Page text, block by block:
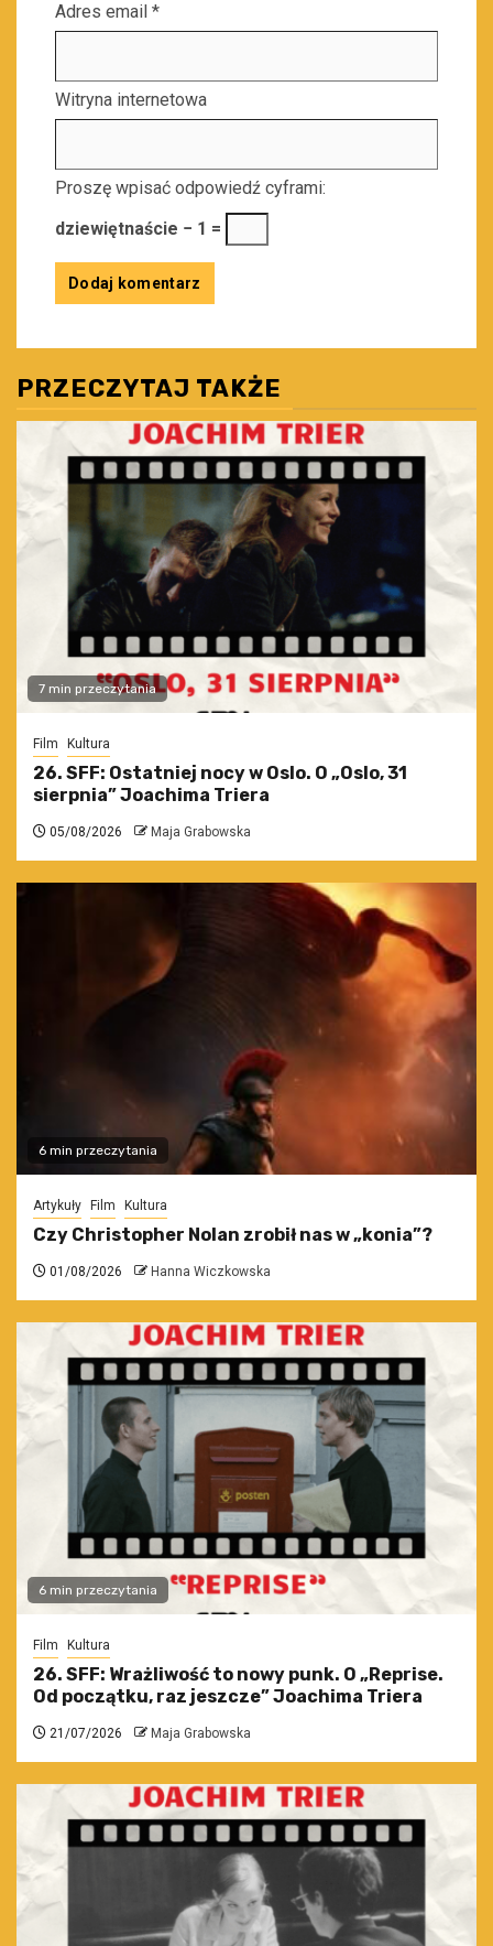
Adres email *
Witryna internetowa
Proszę wpisać odpowiedź cyframi:
dziewiętnaście − 1 =
PRZECZYTAJ TAKŻE
7 min przeczytania
Film Kultura
26. SFF: Ostatniej nocy w Oslo. O „Oslo, 31
sierpnia” Joachima Triera
05/08/2026 Maja Grabowska
6 min przeczytania
Artykuły Film Kultura
Czy Christopher Nolan zrobił nas w „konia”?
01/08/2026 Hanna Wiczkowska
6 min przeczytania
Film Kultura
26. SFF: Wrażliwość to nowy punk. O „Reprise.
Od początku, raz jeszcze” Joachima Triera
21/07/2026 Maja Grabowska